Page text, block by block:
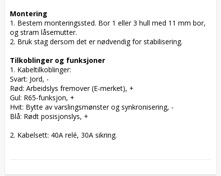
Montering
1. Bestem monteringssted. Bor 1 eller 3 hull med 11 mm bor,
og stram låsemutter.
2. Bruk stag dersom det er nødvendig for stabilisering.
Tilkoblinger og funksjoner
1. Kabeltilkoblinger:
Svart: Jord, -
Rød: Arbeidslys fremover (E-merket), +
Gul: R65-funksjon, +
Hvit: Bytte av varslingsmønster og synkronisering, -
Blå: Rødt posisjonslys, +
2. Kabelsett: 40A relé, 30A sikring.